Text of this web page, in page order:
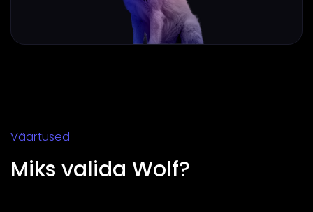
Väärtused
Miks valida Wolf?